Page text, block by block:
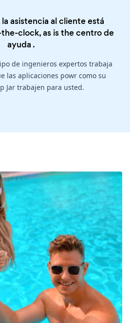
asistencia al cliente está
clock, as is thecentro de
ayuda .
de ingenieros expertos trabaja
las aplicaciones powr como su
Jar trabajen para usted.